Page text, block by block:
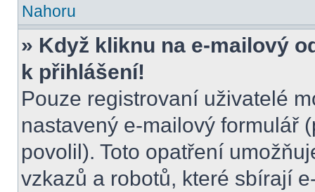
Nahoru
» Když kliknu na e-mailový
k přihlášení!
Pouze registrovaní uživatelé
nastavený e-mailový formulář
povolil). Toto opatření
vzkazů a robotů, které sbírají